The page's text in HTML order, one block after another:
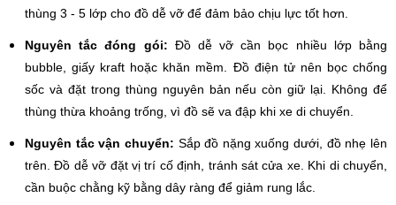
thùng 3 - 5 lớp cho đồ dễ vỡ để đảm bảo chịu lực tốt hơn.
Nguyên tắc đóng gói: Đồ dễ vỡ cần bọc nhiều lớp bằng
bubble, giấy kraft hoặc khăn mềm. Đồ điện tử nên bọc chống
sốc và đặt trong thùng nguyên bản nếu còn giữ lại. Không để
thùng thừa khoảng trống, vì đồ sẽ va đập khi xe di chuyển.
Nguyên tắc vận chuyển: Sắp đồ nặng xuống dưới, đồ nhẹ lên
trên. Đồ dễ vỡ đặt vị trí cố định, tránh sát cửa xe. Khi di chuyển,
cần buộc chằng kỹ bằng dây ràng để giảm rung lắc.